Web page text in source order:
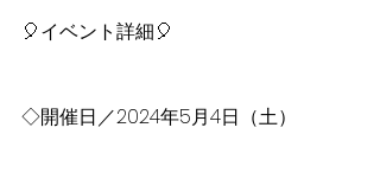
🎈イベント詳細🎈
◇開催日／2024年5月4日（土）